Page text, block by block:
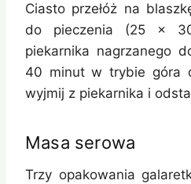
Ciasto przełóż na
do pieczenia (25 ×
piekarnika nagrzanego
40 minut w trybie góra
wyjmij z piekarnika i
Masa serowa
Trzy opakowania